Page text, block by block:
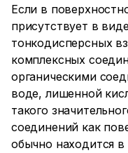
Если в
присутствует в
тонкодисперсных
комплексных
органическими
воде, лишенной
такого
соединений как
обычно находится